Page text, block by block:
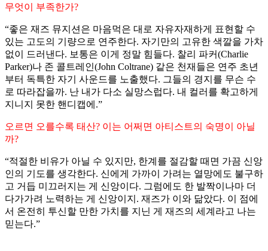
무엇이 부족한가?
“좋은 재즈 뮤지션은 마음먹은 대로 자유자재하게 표현할 수
있는 고도의 기량으로 연주한다. 자기만의 고유한 색깔을 가차
없이 드러낸다. 보통은 이게 정말 힘들다. 찰리 파커(Charlie
Parker)나 존 콜트레인(John Coltrane) 같은 천재들은 연주 초년
부터 독특한 자기 사운드를 노출했다. 그들의 경지를 무슨 수
로 따라잡을까. 난 내가 다소 실망스럽다. 내 컬러를 확고하게
지니지 못한 핸디캡에.”
오르면 오를수록 태산? 이는 어쩌면 아티스트의 숙명이 아닐
까?
“적절한 비유가 아닐 수 있지만, 한계를 절감할 때면 가끔 신앙
인의 기도를 생각한다. 신에게 가까이 가려는 열망에도 불구하
고 거듭 미끄러지는 게 신앙이다. 그럼에도 한 발짝이나마 더
다가가려 노력하는 게 신앙이지. 재즈가 이와 닮았다. 이 점에
서 온전히 투신할 만한 가치를 지닌 게 재즈의 세계라고 나는
믿는다.”